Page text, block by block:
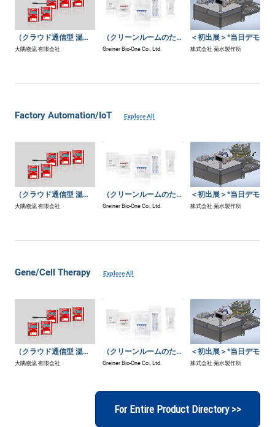
（クラウド通信型 温度ロガー）LIBERO Gシリーズ
大隅物流 有限会社
（クリーンルームのための）三重包装製品
Greiner Bio-One Co., Ltd. 株式会社 菊水製作所
Factory Automation/IoT Explore All
（クラウド通信型 温度ロガー）LIBERO Gシリーズ
大隅物流 有限会社
（クリーンルームのための）三重包装製品
Greiner Bio-One Co., Ltd. 株式会社 菊水製作所
Gene/Cell Therapy Explore All
（クラウド通信型 温度ロガー）LIBERO Gシリーズ
大隅物流 有限会社
（クリーンルームのための）三重包装製品
Greiner Bio-One Co., Ltd. 株式会社 菊水製作所
For Entire Product Directory >>